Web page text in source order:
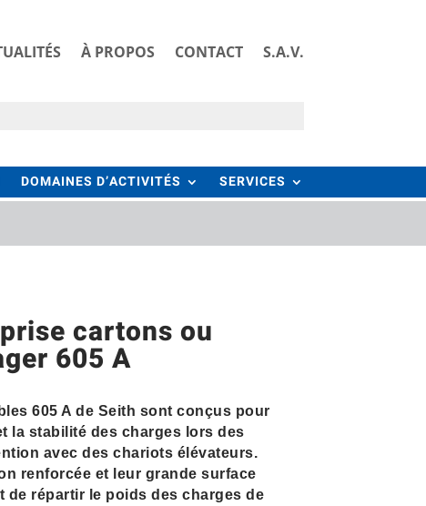
À PROPOS CONTACT S.A.V.
DOMAINES D’ACTIVITÉS SERVICES
cartons ou
605 A
605 A de Seith sont conçus pour
la stabilité des charges lors des
avec des chariots élévateurs.
renforcée et leur grande surface
de répartir le poids des charges de